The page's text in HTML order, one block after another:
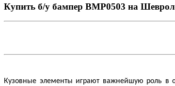
Купить б/у бампер BMP0503 на
Кузовные элементы играют важнейшую роль в